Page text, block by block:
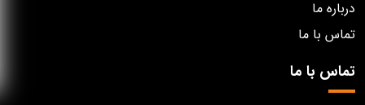
درباره ما
تماس با ما
تماس با ما